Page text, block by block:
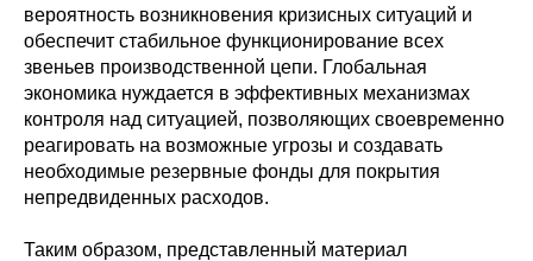
вероятность возникновения кризисных ситуаций и
обеспечит стабильное функционирование всех
звеньев производственной цепи. Глобальная
экономика нуждается в эффективных механизмах
контроля над ситуацией, позволяющих своевременно
реагировать на возможные угрозы и создавать
необходимые резервные фонды для покрытия
непредвиденных расходов.
Таким образом, представленный материал